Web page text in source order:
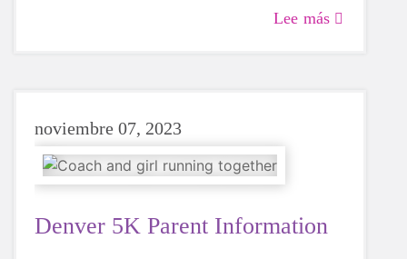
Lee más
noviembre 07, 2023
Denver 5K Parent Information